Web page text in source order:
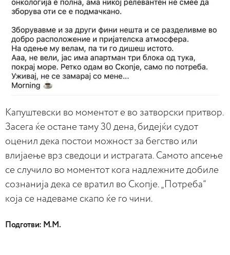
Капуштевски во моментот е во затворски притвор.
Засега ќе остане таму 30 дена, бидејќи судот
оценил дека постои можност за бегство или
влијаење врз сведоци и истрагата. Самото апсење
се случило во моментот кога надлежните добиле
сознанија дека се вратил во Скопје. „Потреба“
која се надеваме скапо ќе го чини.
Подготви: М.М.